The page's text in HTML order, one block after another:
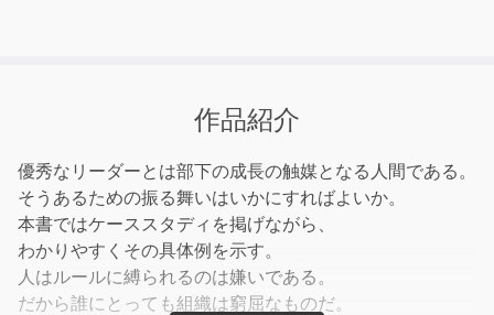
作品紹介
優秀なリーダーとは部下の成長の触媒となる人間である。
そうあるための振る舞いはいかにすればよいか。
本書ではケーススタディを掲げながら、
わかりやすくその具体例を示す。
人はルールに縛られるのは嫌いである。
だから誰にとっても組織は窮屈なものだ。